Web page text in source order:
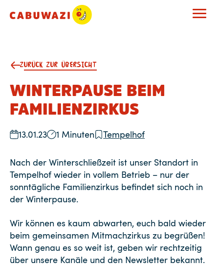
ZURÜCK ZUR ÜBERSICHT
WINTERPAUSE BEIM
FAMILIENZIRKUS
13.01.23 1 Minuten Tempelhof
Nach der Winterschließzeit ist unser Standort in
Tempelhof wieder in vollem Betrieb – nur der
sonntägliche Familienzirkus befindet sich noch in
der Winterpause.
Wir können es kaum abwarten, euch bald wieder
beim gemeinsamen Mitmachzirkus zu begrüßen!
Wann genau es so weit ist, geben wir rechtzeitig
über unsere Kanäle und den Newsletter bekannt.